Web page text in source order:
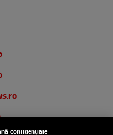
confidențiale